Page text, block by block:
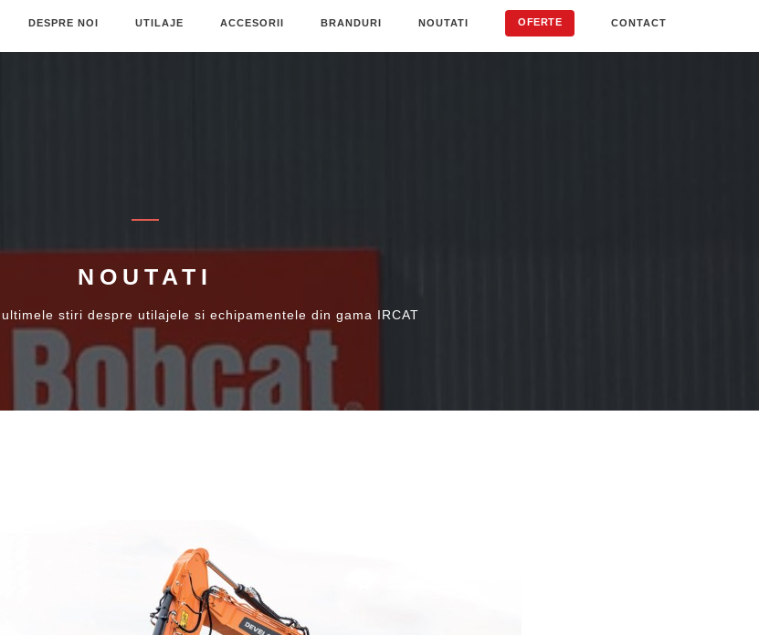
DESPRE NOI UTILAJE ACCESORII BRANDURI NOUTATI OFERTE CONTACT
NOUTATI
stiri despre utilajele si echipamentele din gama IRCAT